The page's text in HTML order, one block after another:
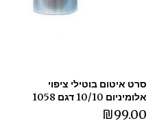
סרט איטום בוטילי ציפוי
אלומיניום 10/10 דגם 1058
₪99.00